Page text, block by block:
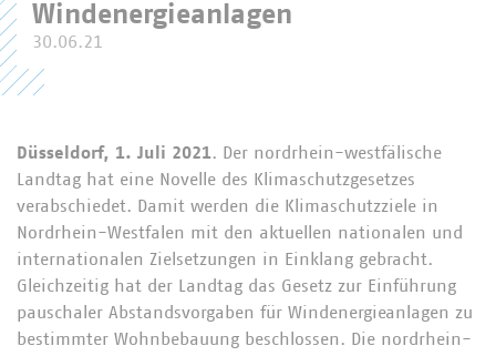
Windenergieanlagen
30.06.21
Düsseldorf, 1. Juli 2021. Der nordrhein-westfälische
Landtag hat eine Novelle des Klimaschutzgesetzes
verabschiedet. Damit werden die Klimaschutzziele in
Nordrhein-Westfalen mit den aktuellen nationalen und
internationalen Zielsetzungen in Einklang gebracht.
Gleichzeitig hat der Landtag das Gesetz zur Einführung
pauschaler Abstandsvorgaben für Windenergieanlagen zu
bestimmter Wohnbebauung beschlossen. Die nordrhein-